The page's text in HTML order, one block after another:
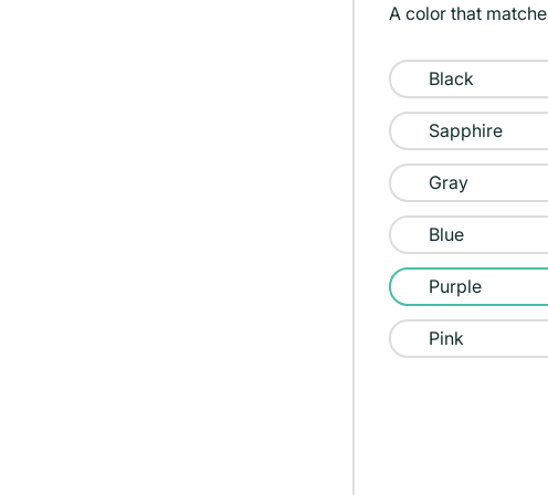
A color that
Color:
PurpleBlack
Sapphire
Gray
Blue
Purple
Pink